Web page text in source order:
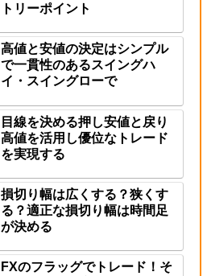
トリーポイント
高値と安値の決定はシンプル
で一貫性のあるスイングハ
イ・スイングローで
目線を決める押し安値と戻り
高値を活用し優位なトレード
を実現する
損切り幅は広くする？狭くす
る？適正な損切り幅は時間足
が決める
FXのフラッグでトレード！そ